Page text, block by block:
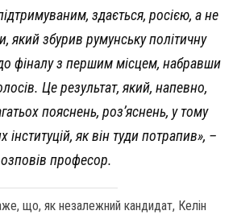
здається, росією, а не
який збурив румунську політичну
фіналу з першим місцем, набравши
Це результат, який, напевно,
пояснень, роз’яснень, у тому
інституцій, як він туди потрапив», –
професор.
що, як незалежний кандидат, Келін